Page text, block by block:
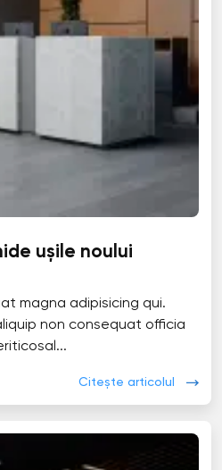
ușile noului
magna adipisicing qui.
non consequat officia
Citește articolul